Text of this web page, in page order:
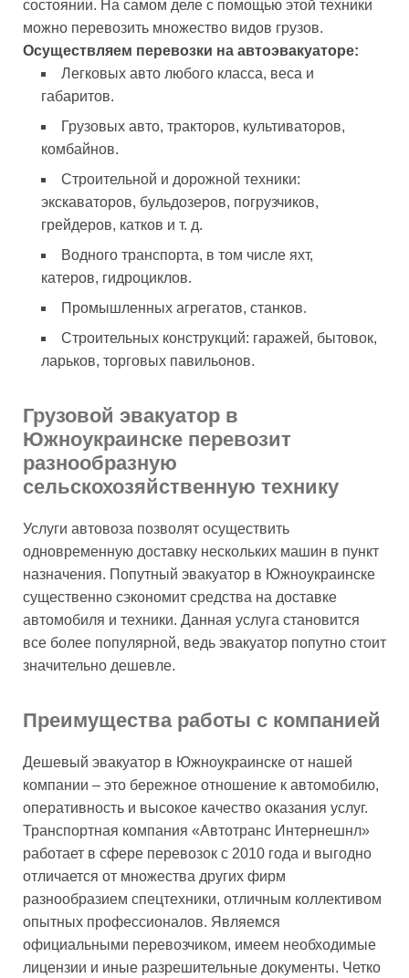
состоянии. На самом деле с помощью этой техники
можно перевозить множество видов грузов.
Осуществляем перевозки на автоэвакуаторе:
Легковых авто любого класса, веса и
габаритов.
Грузовых авто, тракторов, культиваторов,
комбайнов.
Строительной и дорожной техники:
экскаваторов, бульдозеров, погрузчиков,
грейдеров, катков и т. д.
Водного транспорта, в том числе яхт,
катеров, гидроциклов.
Промышленных агрегатов, станков.
Строительных конструкций: гаражей, бытовок,
ларьков, торговых павильонов.
Грузовой эвакуатор в
Южноукраинске перевозит
разнообразную
сельскохозяйственную технику
Услуги автовоза позволят осуществить
одновременную доставку нескольких машин в пункт
назначения. Попутный эвакуатор в Южноукраинске
существенно сэкономит средства на доставке
автомобиля и техники. Данная услуга становится
все более популярной, ведь эвакуатор попутно стоит
значительно дешевле.
Преимущества работы с компанией
Дешевый эвакуатор в Южноукраинске от нашей
компании – это бережное отношение к автомобилю,
оперативность и высокое качество оказания услуг.
Транспортная компания «Автотранс Интернешнл»
работает в сфере перевозок с 2010 года и выгодно
отличается от множества других фирм
разнообразием спецтехники, отличным коллективом
опытных профессионалов. Являемся
официальными перевозчиком, имеем необходимые
лицензии и иные разрешительные документы. Четко